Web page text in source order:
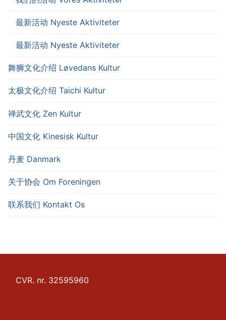
最新活动 Nyeste Aktiviteter
最新活动 Nyeste Aktiviteter
舞狮文化介绍 Løvedans Kultur
太极文化介绍 Taichi Kultur
禅武文化 Zen Kultur
中国文化 Kinesisk Kultur
丹麦 Danmark
关于协会 Om Foreningen
联系我们 Kontakt Os
CVR. nr. 32595960